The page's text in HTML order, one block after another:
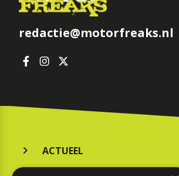
redactie@motorfreaks.nl
ACTUEEL